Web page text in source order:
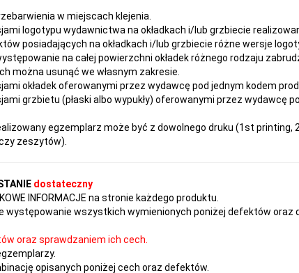
w miejscach klejenia.
logotypu wydawnictwa na okładkach i/lub grzbiecie
posiadających na okładkach i/lub grzbiecie różne wersje
na całej powierzchni okładek różnego rodzaju
można usunąć we własnym zakresie.
okładek oferowanymi przez wydawcę pod jednym kodem
grzbietu (płaski albo wypukły) oferowanymi przez wydawcę
egzemplarz może być z dowolnego druku (1st
zeszytów).
dostateczny
INFORMACJE na stronie każdego produktu.
wszystkich wymienionych poniżej defektów oraz
oraz sprawdzaniem ich cech.
opisanych poniżej cech oraz defektów.